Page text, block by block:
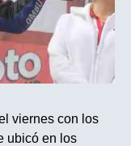
viernes con los
ubicó en los